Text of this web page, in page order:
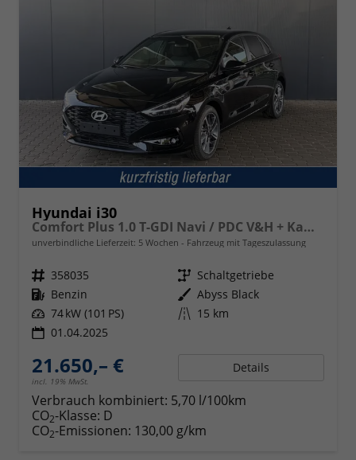
Hyundai i30
Comfort Plus 1.0 T-GDI Navi / PDC V&H + Kamera Sitz Lenkradheizung LED Alu 17''
unverbindliche Lieferzeit: 5 Wochen Fahrzeug mit Tageszulassung
Fahrzeugnr. 358035 Getriebe Schaltgetriebe
Kraftstoff Benzin Außenfarbe Abyss Black
Leistung 74 kW (101 PS) Kilometerstand 15 km
01.04.2025
21.650,– €
incl. 19% MwSt.
Details
Verbrauch kombiniert: 5,70 l/100km
CO2-Klasse: D
CO2-Emissionen: 130,00 g/km